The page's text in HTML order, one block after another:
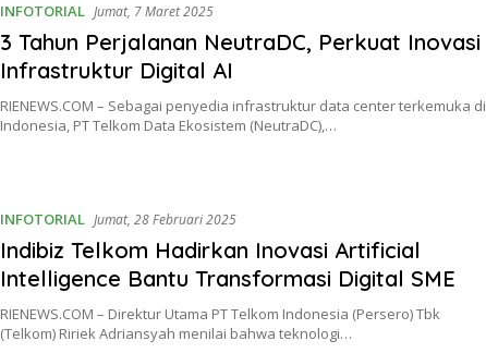
INFOTORIAL Jumat, 7 Maret 2025
3 Tahun Perjalanan NeutraDC, Perkuat Inovasi
Infrastruktur Digital AI
RIENEWS.COM – Sebagai penyedia infrastruktur data center terkemuka di
Indonesia, PT Telkom Data Ekosistem (NeutraDC),…
INFOTORIAL Jumat, 28 Februari 2025
Indibiz Telkom Hadirkan Inovasi Artificial
Intelligence Bantu Transformasi Digital SME
RIENEWS.COM – Direktur Utama PT Telkom Indonesia (Persero) Tbk
(Telkom) Ririek Adriansyah menilai bahwa teknologi…